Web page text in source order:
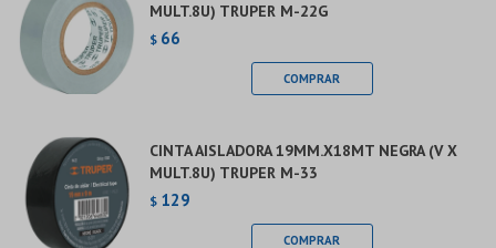
MULT.8U) TRUPER M-22G
$ 66
CINTA AISLADORA 19MM.X18MT NEGRA (V X
MULT.8U) TRUPER M-33
$ 129